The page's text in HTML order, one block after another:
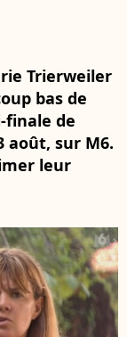
Trierweiler
bas de
finale de
août, sur M6.
leur